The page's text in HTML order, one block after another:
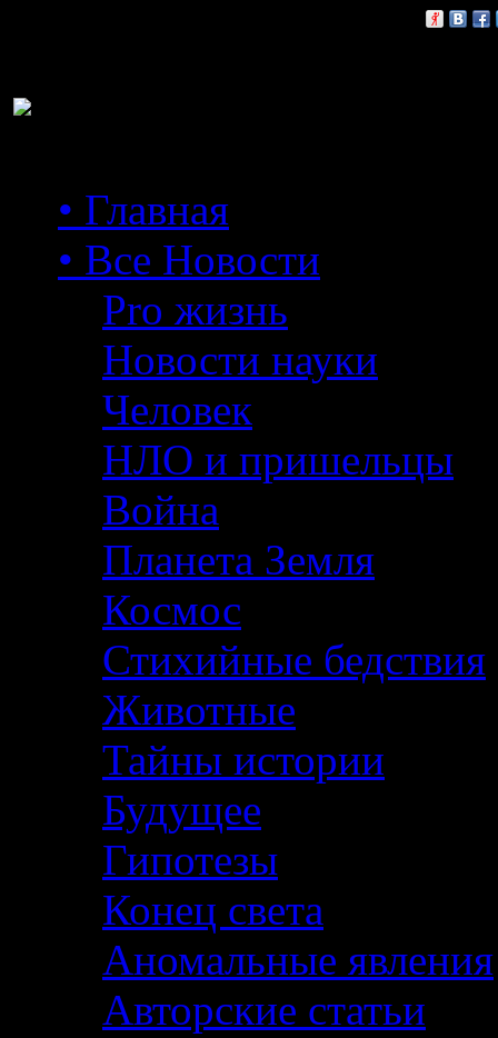
• Главная
• Все Новости
Pro жизнь
Новости науки
Человек
НЛО и пришельцы
Война
Планета Земля
Космос
Стихийные бедствия
Животные
Тайны истории
Будущее
Гипотезы
Конец света
Аномальные явления
Авторские статьи